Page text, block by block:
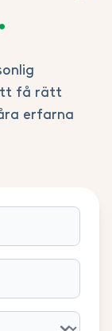
.
få rätt
erfarna